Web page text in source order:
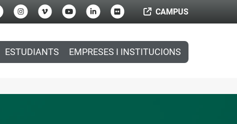
CAMPUS
ESTUDIANTS EMPRESES I INSTITUCIONS